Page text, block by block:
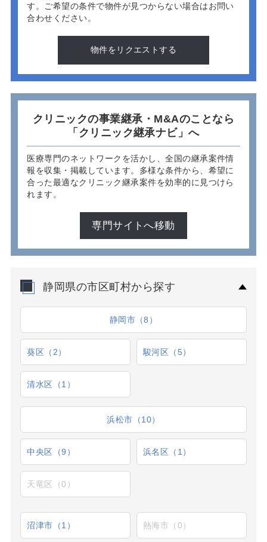
す。 ご希望の条件で物件が見つからない場合はお問い
合わせください。
物件をリクエストする
クリニックの事業継承・M&Aのことなら
「クリニック継承ナビ」へ
医療専門のネットワークを活かし、全国の継承案件情
報を収集・掲載しています。多様な条件から、希望に
合った最適なクリニック継承案件を効率的に見つけら
れます。
専門サイトへ移動
静岡県の市区町村から探す
静岡市（8）
葵区（2） 駿河区（5）
清水区（1）
浜松市（10）
中央区（9） 浜名区（1）
天竜区（0）
沼津市（1） 熱海市（0）